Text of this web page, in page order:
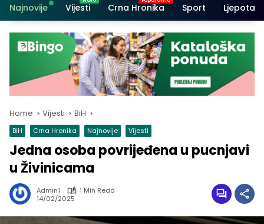
Najnovije Vijesti Crna Hronika Sport Ljepota i
Home Vijesti BiH
BiH Crna Hronika Najnovije Vijesti
Jedna osoba povrijeđena u pucnjavi
u Živinicama
Admin1
1 Min Read
14/02/2025